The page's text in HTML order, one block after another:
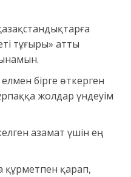
тұғыры» атты
бірге өткерген
жолдар үндеуім
азамат үшін ең
құрметпен қарап,